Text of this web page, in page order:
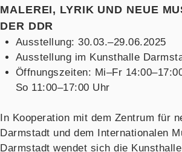
MALEREI, LYRIK UND NEUE
DER DDR
Ausstellung: 30.03.–29.06.2025
Ausstellung im Kunsthalle
Öffnungszeiten: Mi–Fr
So 11:00–17:00 Uhr
In Kooperation mit dem Zentrum für
Darmstadt und dem Internationalen
Darmstadt wendet sich die